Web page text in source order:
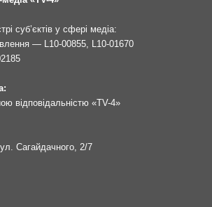
суб’єктів у сфері медіа:
— L10-00855, L10-01670
відповідальністю «TV-4»
Сагайдачного, 2/7